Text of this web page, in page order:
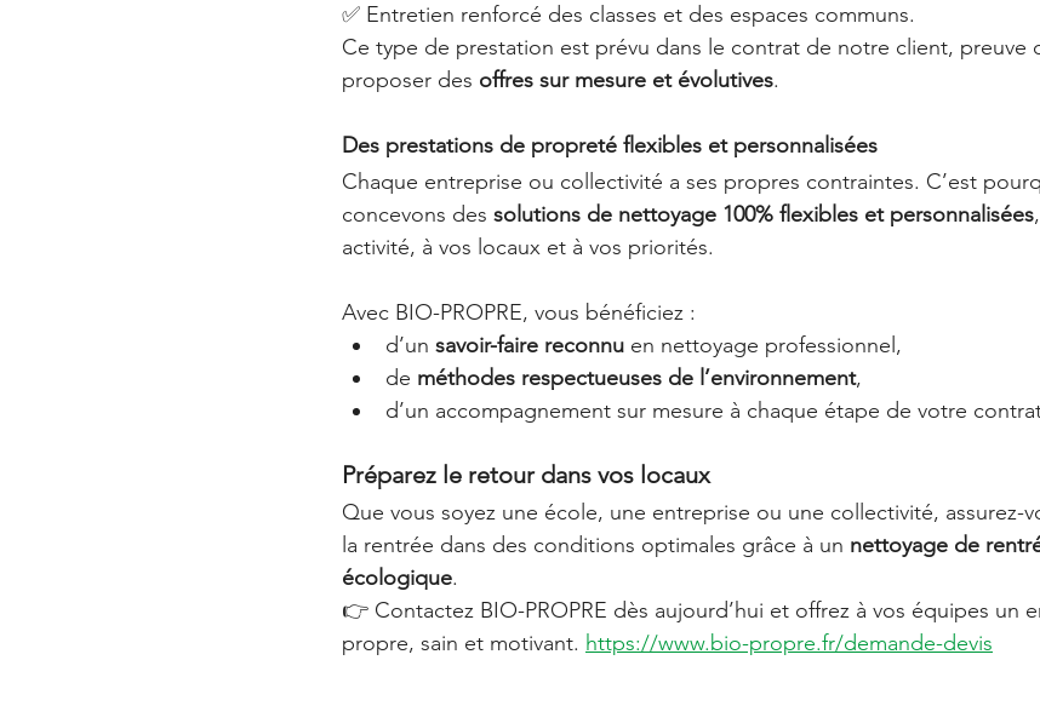
✅ Entretien renforcé des classes et des espaces communs.
Ce type de prestation est prévu dans le contrat de notre client, preuve
proposer des offres sur mesure et évolutives.
Des prestations de propreté flexibles et personnalisées
Chaque entreprise ou collectivité a ses propres contraintes. C’est
concevons des solutions de nettoyage 100% flexibles et personnalisées
activité, à vos locaux et à vos priorités.
Avec BIO-PROPRE, vous bénéficiez :
d’un savoir-faire reconnu en nettoyage professionnel,
de méthodes respectueuses de l’environnement,
d’un accompagnement sur mesure à chaque étape de votre
Préparez le retour dans vos locaux
Que vous soyez une école, une entreprise ou une collectivité, assurez-
la rentrée dans des conditions optimales grâce à un nettoyage de
écologique.
👉 Contactez BIO-PROPRE dès aujourd’hui et offrez à vos équipes un
propre, sain et motivant. https://www.bio-propre.fr/demande-devis